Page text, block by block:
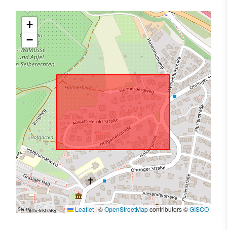
+
−
Leaflet | ©OpenStreetMapcontributors ©GISCO